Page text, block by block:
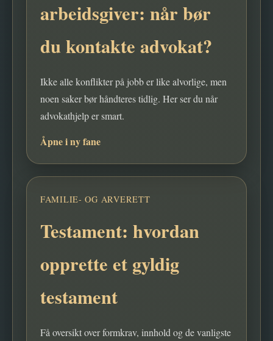
arbeidsgiver: når bør
du kontakte advokat?
Ikke alle konflikter på jobb er like alvorlige, men
noen saker bør håndteres tidlig. Her ser du når
advokathjelp er smart.
Åpne i ny fane
FAMILIE- OG ARVERETT
Testament: hvordan
opprette et gyldig
testament
Få oversikt over formkrav, innhold og de vanligste